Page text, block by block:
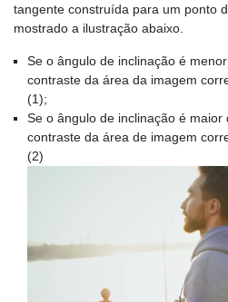
tangente construída para um ponto
mostrado a ilustração abaixo.
Se o ângulo de inclinação é
contraste da área da imagem
(1);
Se o ângulo de inclinação é
contraste da área de imagem
(2)